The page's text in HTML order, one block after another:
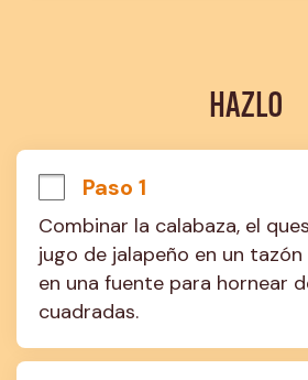
HAZLO
Paso 1
Combinar la calabaza, el
jugo de jalapeño en un
en una fuente para hornear
cuadradas.